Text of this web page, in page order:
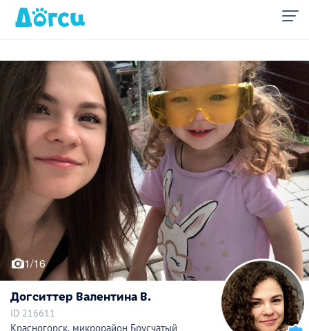
1/16
Догситтер Валентина В.
ID 216611
Красногорск, микрорайон Брусчатый